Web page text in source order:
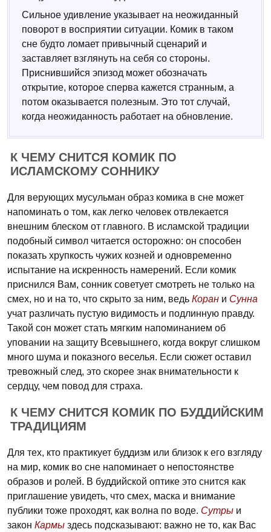
Сильное удивление указывает на неожиданный
поворот в восприятии ситуации. Комик в таком
сне будто ломает привычный сценарий и
заставляет взглянуть на себя со стороны.
Приснившийся эпизод может обозначать
открытие, которое сперва кажется странным, а
потом оказывается полезным. Это тот случай,
когда неожиданность работает на обновление.
К ЧЕМУ СНИТСЯ КОМИК ПО
ИСЛАМСКОМУ СОННИКУ
Для верующих мусульман образ комика в сне может
напоминать о том, как легко человек отвлекается
внешним блеском от главного. В исламской традиции
подобный символ читается осторожно: он способен
показать хрупкость чужих козней и одновременно
испытание на искренность намерений. Если комик
приснился Вам, сонник советует смотреть не только на
смех, но и на то, что скрыто за ним, ведь Коран и Сунна
учат различать пустую видимость и подлинную правду.
Такой сон может стать мягким напоминанием об
уповании на защиту Всевышнего, когда вокруг слишком
много шума и показного веселья. Если сюжет оставил
тревожный след, это скорее знак внимательности к
сердцу, чем повод для страха.
К ЧЕМУ СНИТСЯ КОМИК ПО БУДДИЙСКИМ
ТРАДИЦИЯМ
Для тех, кто практикует буддизм или близок к его взгляду
на мир, комик во сне напоминает о непостоянстве
образов и ролей. В буддийской оптике это снится как
приглашение увидеть, что смех, маска и внимание
публики тоже проходят, как волна по воде. Сутры и
закон Кармы здесь подсказывают: важно не то, как Вас